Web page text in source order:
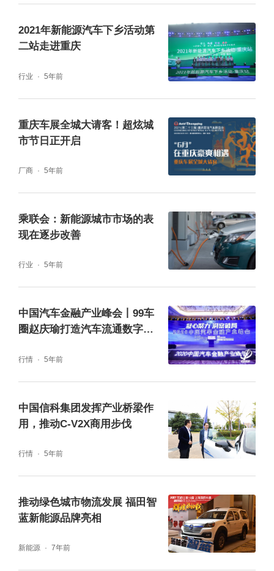
庆日渐成形。
2021年新能源汽车下乡活动第
二站走进重庆
行业 5年前
重庆车展全城大请客！超炫城
市节日正开启
厂商 5年前
乘联会：新能源城市市场的表
现在逐步改善
行业 5年前
中国汽车金融产业峰会丨99车
圈赵庆瑜打造汽车流通数字基
行情 5年前
中国信科集团发挥产业桥梁作
用，推动C-V2X商用步伐
行情 5年前
推动绿色城市物流发展 福田智
蓝新能源品牌亮相
新能源 7年前